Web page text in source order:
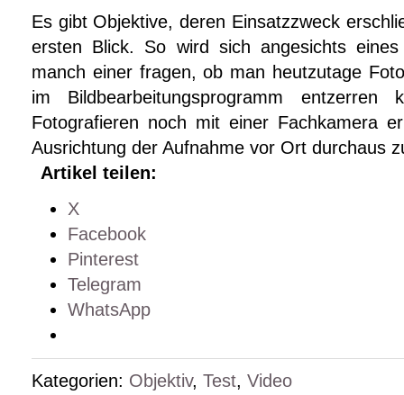
Es gibt Objektive, deren Einsatzzweck
ersten Blick. So wird sich angesichts
manch einer fragen, ob man heutzutage
im Bildbearbeitungsprogramm
Fotografieren noch mit einer Fachkamera
Ausrichtung der Aufnahme vor Ort durchaus
Artikel teilen:
X
Facebook
Pinterest
Telegram
WhatsApp
Kategorien: Objektiv, Test, Video